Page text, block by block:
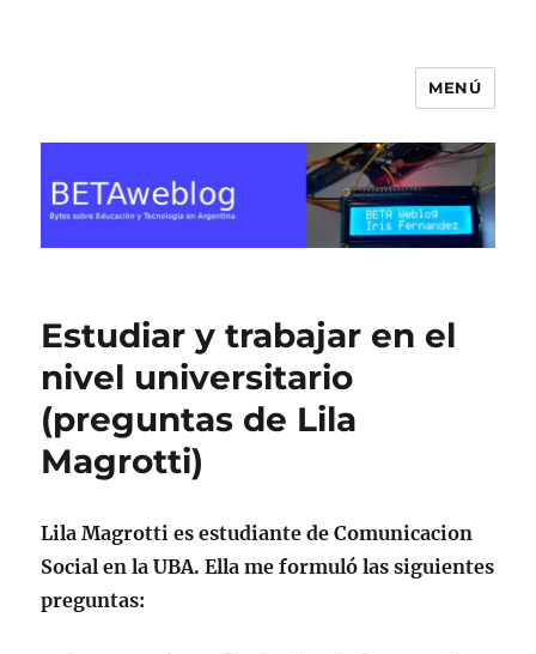
MENÚ
Estudiar y trabajar en el
nivel universitario
(preguntas de Lila
Magrotti)
Lila Magrotti es estudiante de Comunicacion
Social en la UBA. Ella me formuló las siguientes
preguntas: